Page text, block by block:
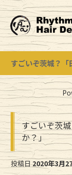
すごいぞ茨城？「
すごいぞ茨
か？」
投稿日2020年3月